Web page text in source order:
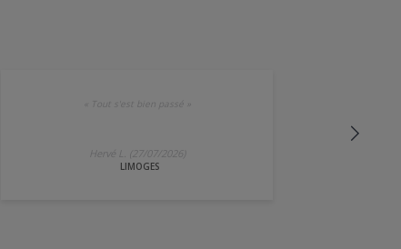
Tout s'est bien passé»
Hervé L. (27/07/2026)
LIMOGES